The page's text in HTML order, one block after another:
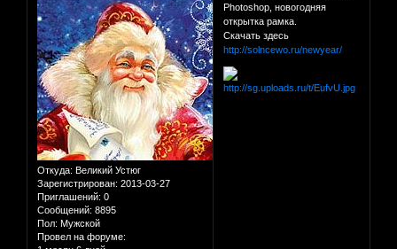
Откуда: Великий Устюг
Зарегистрирован: 2013-03-27
Приглашений: 0
Сообщений: 8895
Пол: Мужской
Провел на форуме:
Photoshop, новогодняя
открытка рамка.
Скачать здесь
http://solncewo.ru/newyear/